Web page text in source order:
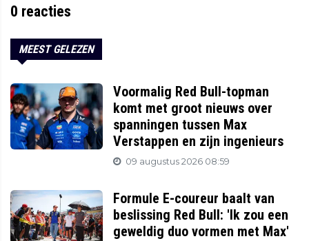
0 reacties
MEEST GELEZEN
Voormalig Red Bull-topman
komt met groot nieuws over
spanningen tussen Max
Verstappen en zijn ingenieurs
09 augustus 2026 08:59
Formule E-coureur baalt van
beslissing Red Bull: 'Ik zou een
geweldig duo vormen met Max'